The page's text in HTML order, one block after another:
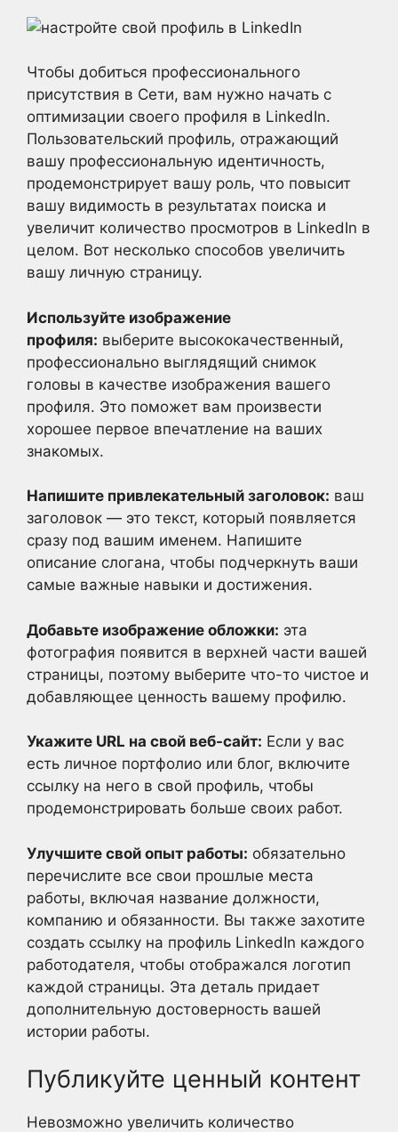
Чтобы добиться профессионального
присутствия в Сети, вам нужно начать с
оптимизации своего профиля в LinkedIn.
Пользовательский профиль, отражающий
вашу профессиональную идентичность,
продемонстрирует вашу роль, что повысит
вашу видимость в результатах поиска и
увеличит количество просмотров в LinkedIn в
целом. Вот несколько способов увеличить
вашу личную страницу.
Используйте изображение
профиля: выберите высококачественный,
профессионально выглядящий снимок
головы в качестве изображения вашего
профиля. Это поможет вам произвести
хорошее первое впечатление на ваших
знакомых.
Напишите привлекательный заголовок: ваш
заголовок — это текст, который появляется
сразу под вашим именем. Напишите
описание слогана, чтобы подчеркнуть ваши
самые важные навыки и достижения.
Добавьте изображение обложки: эта
фотография появится в верхней части вашей
страницы, поэтому выберите что-то чистое и
добавляющее ценность вашему профилю.
Укажите URL на свой веб-сайт: Если у вас
есть личное портфолио или блог, включите
ссылку на него в свой профиль, чтобы
продемонстрировать больше своих работ.
Улучшите свой опыт работы: обязательно
перечислите все свои прошлые места
работы, включая название должности,
компанию и обязанности. Вы также захотите
создать ссылку на профиль LinkedIn каждого
работодателя, чтобы отображался логотип
каждой страницы. Эта деталь придает
дополнительную достоверность вашей
истории работы.
Публикуйте ценный контент
Невозможно увеличить количество